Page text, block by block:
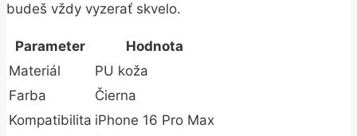
budeš vždy vyzerať skvelo.
Parameter
Hodnota
Materiál
PU koža
Farba
Čierna
Kompatibilita iPhone 16 Pro Max